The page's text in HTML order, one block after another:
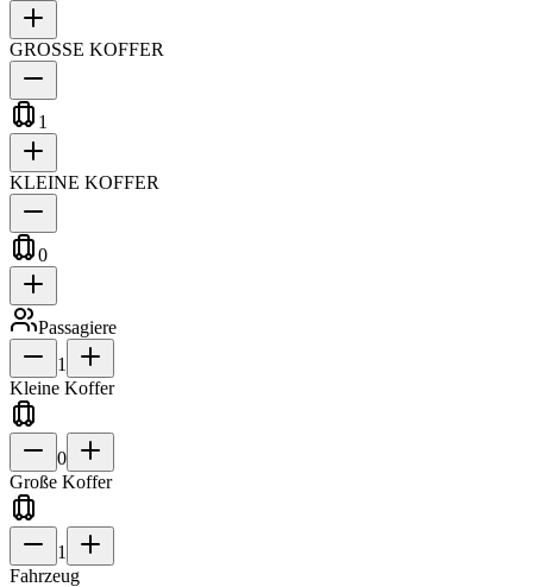
GROSSE KOFFER
1
KLEINE KOFFER
0
Passagiere
1
Kleine Koffer
0
Große Koffer
1
Fahrzeug